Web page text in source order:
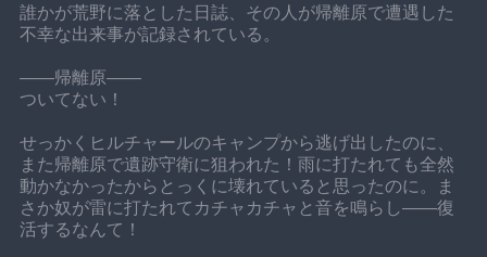
誰かが荒野に落とした日誌、その人が帰離原で遭遇した
不幸な出来事が記録されている。
——帰離原——
ついてない！
せっかくヒルチャールのキャンプから逃げ出したのに、
また帰離原で遺跡守衛に狙われた！雨に打たれても全然
動かなかったからとっくに壊れていると思ったのに。ま
さか奴が雷に打たれてカチャカチャと音を鳴らし——復
活するなんて！